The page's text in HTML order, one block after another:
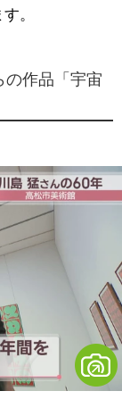
。
の作品「宇宙